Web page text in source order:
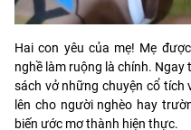
Hai con yêu của mẹ! Mẹ
nghề làm ruộng là chính.
sách vở những chuyện cổ tích
lên cho người nghèo hay
biến ước mơ thành hiện thực.